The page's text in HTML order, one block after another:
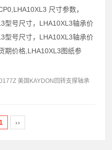
尺寸参数，
型号尺寸，LHA10XL3轴承价
型号尺寸，LHA10XL3轴承价
期价格,LHA10XL3图纸参
美国KAYDON回转支撑轴承
1 ››